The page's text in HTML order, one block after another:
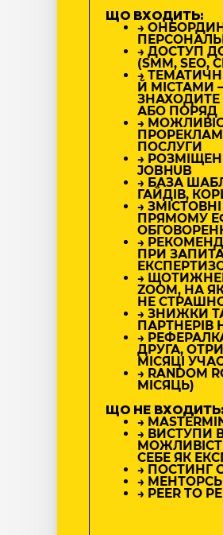
ЩО ВХОДИТЬ:
→
→ ДОСТУП
(SMM, SEO,
→
Й МІСТАМИ
ЗНАХОДИТЕ
АБО ПОРЯД
→
ПОСЛУГИ
→
JOBHUB
→ БАЗА
ГАЙДІВ,
→
ПРЯМОМУ
→
ПРИ
→
ZOOM, НА
НЕ
→ ЗНИЖКИ
ПАРТНЕРІВ
→
ДРУГА,
МІСЯЦІ
→ RANDOM
МІСЯЦЬ)
ЩО НЕ ВХОДИТЬ:
→
→ ВИСТУПИ
СЕБЕ ЯК
→ ПОСТИНГ
→
→ PEER TO